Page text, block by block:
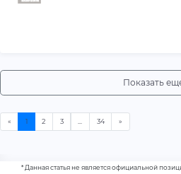
Показать
* Данная статья не является официальной